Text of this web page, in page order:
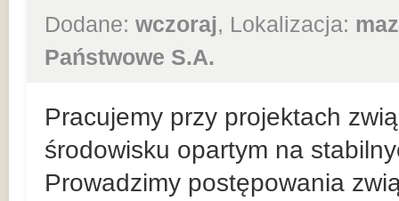
Dodane: wczoraj, Lokalizacja:
Państwowe S.A.
Pracujemy przy projektach
środowisku opartym na
Prowadzimy postępowania